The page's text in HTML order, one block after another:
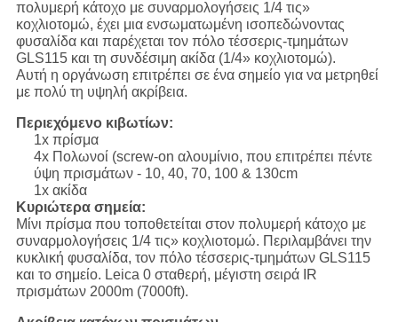
πολυμερή κάτοχο με συναρμολογήσεις 1/4 τις»
κοχλιοτομώ, έχει μια ενσωματωμένη ισοπεδώνοντας
φυσαλίδα και παρέχεται τον πόλο τέσσερις-τμημάτων
GLS115 και τη συνδέσιμη ακίδα (1/4» κοχλιοτομώ).
Αυτή η οργάνωση επιτρέπει σε ένα σημείο για να μετρηθεί
με πολύ τη υψηλή ακρίβεια.
Περιεχόμενο κιβωτίων:
1x πρίσμα
4x Πολωνοί (screw-on αλουμίνιο, που επιτρέπει πέντε
ύψη πρισμάτων - 10, 40, 70, 100 & 130cm
1x ακίδα
Κυριώτερα σημεία:
Μίνι πρίσμα που τοποθετείται στον πολυμερή κάτοχο με
συναρμολογήσεις 1/4 τις» κοχλιοτομώ. Περιλαμβάνει την
κυκλική φυσαλίδα, τον πόλο τέσσερις-τμημάτων GLS115
και το σημείο. Leica 0 σταθερή, μέγιστη σειρά IR
πρισμάτων 2000m (7000ft).